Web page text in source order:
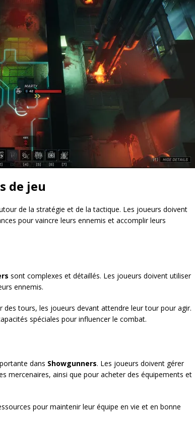
de jeu
de la stratégie et de la tactique. Les joueurs doivent
pour vaincre leurs ennemis et accomplir leurs
sont complexes et détaillés. Les joueurs doivent utiliser
ennemis.
tours, les joueurs devant attendre leur tour pour agir.
spéciales pour influencer le combat.
dans Showgunners. Les joueurs doivent gérer
mercenaires, ainsi que pour acheter des équipements et
pour maintenir leur équipe en vie et en bonne